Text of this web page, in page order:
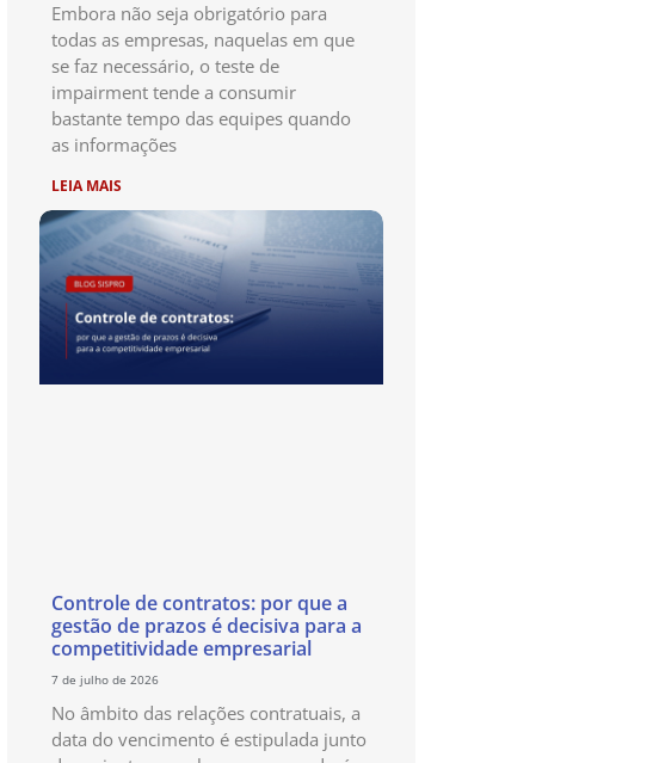
Embora não seja obrigatório para
todas as empresas, naquelas em que
se faz necessário, o teste de
impairment tende a consumir
bastante tempo das equipes quando
as informações
LEIA MAIS
Controle de contratos: por que a
gestão de prazos é decisiva para a
competitividade empresarial
7 de julho de 2026
No âmbito das relações contratuais, a
data do vencimento é estipulada junto